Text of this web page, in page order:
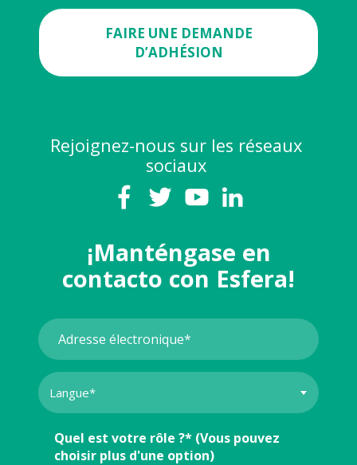
FAIRE UNE DEMANDE
D’ADHÉSION
Rejoignez-nous sur les réseaux
sociaux
¡Manténgase en
contacto con Esfera!
Quel est votre rôle ?* (Vous pouvez
choisir plus d'une option)